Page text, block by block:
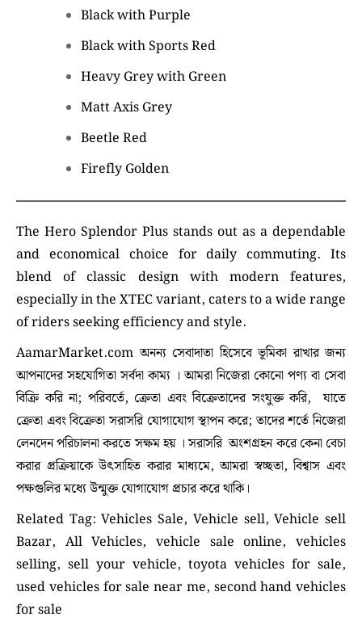
Black with Purple
Black with Sports Red
Heavy Grey with Green
Matt Axis Grey
Beetle Red
Firefly Golden
The Hero Splendor Plus stands out as a dependable
and economical choice for daily commuting. Its
blend of classic design with modern features,
especially in the XTEC variant, caters to a wide range
of riders seeking efficiency and style.
AamarMarket.com অনন্য সেবাদাতা হিসেবে ভূমিকা রাখার জন্য
আপনাদের সহযোগিতা সর্বদা কাম্য । আমরা নিজেরা কোনো পণ্য বা সেবা
বিক্রি করি না; পরিবর্তে, ক্রেতা এবং বিক্রেতাদের সংযুক্ত করি, যাতে
ক্রেতা এবং বিক্রেতা সরাসরি যোগাযোগ স্থাপন করে; তাদের শর্তে নিজেরা
লেনদেন পরিচালনা করতে সক্ষম হয় । সরাসরি অংশগ্রহন করে কেনা বেচা
করার প্রক্রিয়াকে উৎসাহিত করার মাধ্যমে, আমরা স্বচ্ছতা, বিশ্বাস এবং
পক্ষগুলির মধ্যে উন্মুক্ত যোগাযোগ প্রচার করে থাকি।
Related Tag: Vehicles Sale, Vehicle sell, Vehicle sell
Bazar, All Vehicles, vehicle sale online, vehicles
selling, sell your vehicle, toyota vehicles for sale,
used vehicles for sale near me, second hand vehicles
for sale